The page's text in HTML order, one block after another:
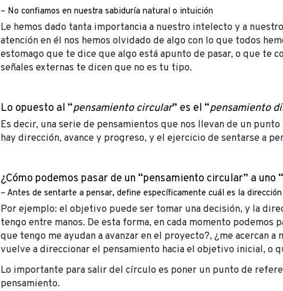
– No confiamos en nuestra sabiduría natural o intuición
Le hemos dado tanta importancia a nuestro intelecto y a
atención en él nos hemos olvidado de algo con lo que todos
estomago que te dice que algo está apunto de pasar, o que te
señales externas te dicen que no es tu tipo.
Lo opuesto al “pensamiento circular” es el “pensamiento
Es decir, una serie de pensamientos que nos llevan de un
hay dirección, avance y progreso, y el ejercicio de sentarse a
¿Cómo podemos pasar de un “pensamiento circular” a uno
– Antes de sentarte a pensar, define específicamente cuál es la
Por ejemplo: el objetivo puede ser tomar una decisión, y la
tengo entre manos. De esta forma, en cada momento podemos
que tengo me ayudan a avanzar en el proyecto?, ¿me acercan
vuelve a direccionar el pensamiento hacia el objetivo inicial, o
Lo importante para salir del círculo es poner un punto de
pensamiento.